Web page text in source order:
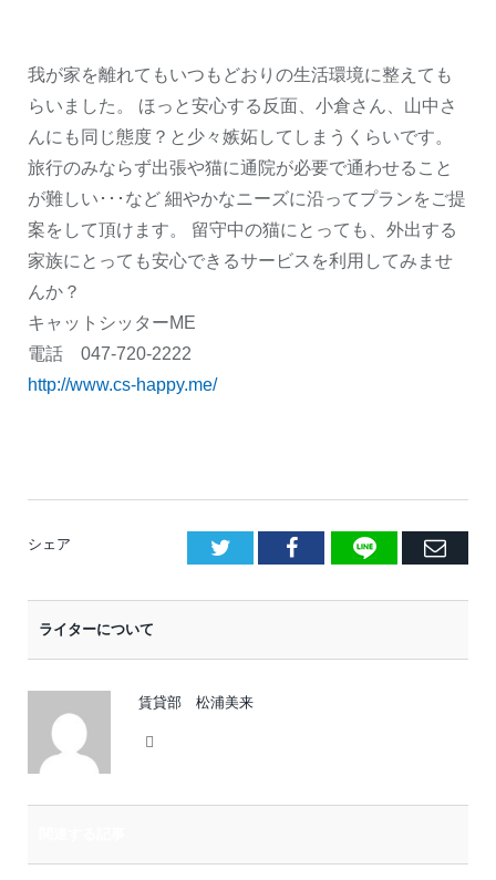
我が家を離れてもいつもどおりの生活環境に整えても
らいました。 ほっと安心する反面、小倉さん、山中さ
んにも同じ態度？と少々嫉妬してしまうくらいです。
旅行のみならず出張や猫に通院が必要で通わせること
が難しい･･･など 細やかなニーズに沿ってプランをご提
案をして頂けます。 留守中の猫にとっても、外出する
家族にとっても安心できるサービスを利用してみませ
んか？
キャットシッターME
電話 047-720-2222
http://www.cs-happy.me/
シェア Facebook
LINE
E
ライターについて
賃貸部 松浦美来